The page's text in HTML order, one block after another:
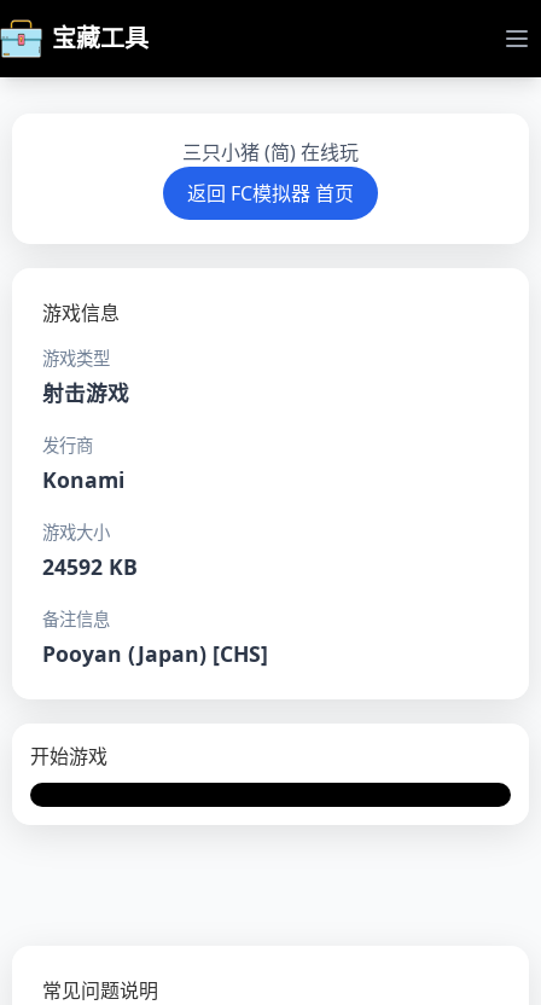
宝藏工具 打
三只小猪 (简) 在线玩
返回 FC模拟器 首页
游戏信息
游戏类型
射击游戏
发行商
Konami
游戏大小
24592 KB
备注信息
Pooyan (Japan) [CHS]
开始游戏
runtime
常见问题说明